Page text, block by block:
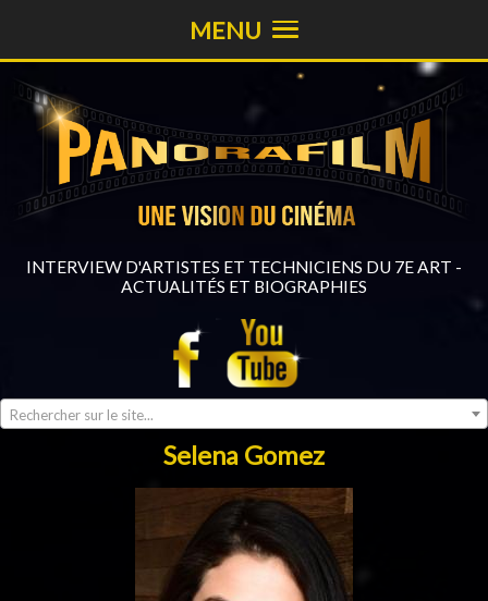
INTERVIEW D'ARTISTES ET TECHNICIENS DU 7E ART -
ACTUALITÉS ET BIOGRAPHIES
Rechercher sur le site...
MENU
Selena Gomez